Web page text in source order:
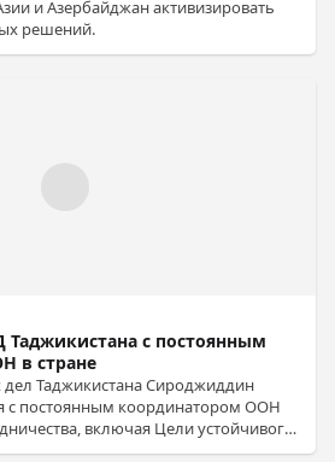
и Азербайджан активизировать
решений.
с постоянным
в стране
Таджикистана Сироджиддин
с постоянным координатором ООН
включая Цели устойчивого
и водные вопросы, а также